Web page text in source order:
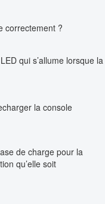
correctement ?
qui s’allume lorsque la
la console
de charge pour la
qu’elle soit